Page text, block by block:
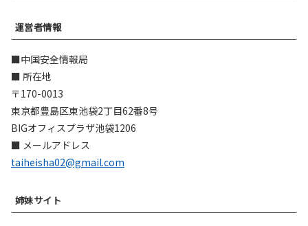
運営者情報
■中国安全情報局
■ 所在地
〒170-0013
東京都豊島区東池袋2丁目62番8号
BIGオフィスプラザ池袋1206
■ メールアドレス
taiheisha02@gmail.com
姉妹サイト